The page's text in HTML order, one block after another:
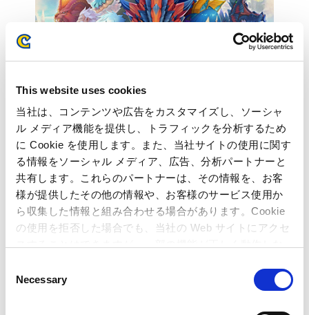
This website uses cookies
当社は、コンテンツや広告をカスタマイズし、ソーシャ
ル メディア機能を提供し、トラフィックを分析するため
に Cookie を使用します。また、当社サイトの使用に関す
る情報をソーシャル メディア、広告、分析パートナーと
共有します。これらのパートナーは、その情報を、お客
様が提供したその他の情報や、お客様のサービス使用か
ら収集した情報と組み合わせる場合があります。Cookie
の使用を拒否した場合でも、当社の Web サイトにアクセ
Necessary
本件に関するお問い合わせ先
マスコミ・投資家様向けお問い合わせ先
〒540-0037 大阪市中央区内平野町三丁目1番3号